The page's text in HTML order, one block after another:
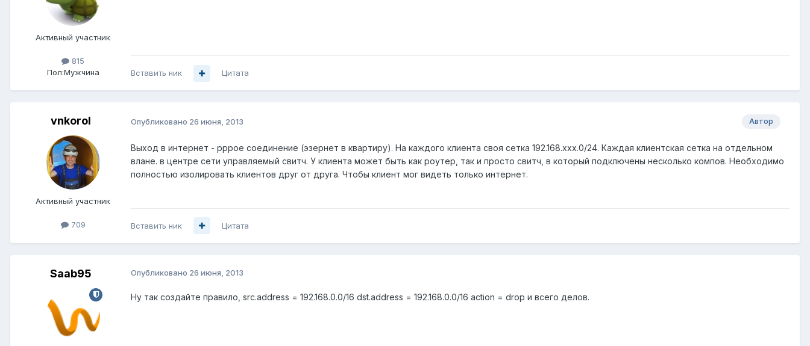
Активный участник
815
Пол:Мужчина Вставить ник Цитата
vnkorol
Активный участник
709
Автор
Опубликовано 26 июня, 2013
Выход в интернет - pppoe соединение (эзернет в квартиру). На каждого клиента своя сетка 192.168.ххх.0/24. Каждая клиентская сетка на отдельном
влане. в центре сети управляемый свитч. У клиента может быть как роутер, так и просто свитч, в который подключены несколько компов. Необходимо
полностью изолировать клиентов друг от друга. Чтобы клиент мог видеть только интернет.
Вставить ник Цитата
Saab95 Опубликовано 26 июня, 2013
Ну так создайте правило, src.address = 192.168.0.0/16 dst.address = 192.168.0.0/16 action = drop и всего делов.